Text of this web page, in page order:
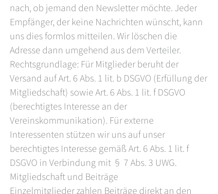
nach, ob jemand den Newsletter möchte. Jeder
Empfänger, der keine Nachrichten wünscht, kann
uns dies formlos mitteilen. Wir löschen die
Adresse dann umgehend aus dem Verteiler.
Rechtsgrundlage: Für Mitglieder beruht der
Versand auf Art. 6 Abs. 1 lit. b DSGVO (Erfüllung der
Mitgliedschaft) sowie Art. 6 Abs. 1 lit. f DSGVO
(berechtigtes Interesse an der
Vereinskommunikation). Für externe
Interessenten stützen wir uns auf unser
berechtigtes Interesse gemäß Art. 6 Abs. 1 lit. f
DSGVO in Verbindung mit § 7 Abs. 3 UWG.
Mitgliedschaft und Beiträge
Einzelmitglieder zahlen Beiträge direkt an den